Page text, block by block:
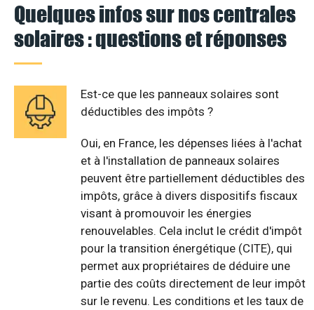
Quelques infos sur nos centrales
solaires : questions et réponses
Est-ce que les panneaux solaires sont
déductibles des impôts ?
Oui, en France, les dépenses liées à l'achat
et à l'installation de panneaux solaires
peuvent être partiellement déductibles des
impôts, grâce à divers dispositifs fiscaux
visant à promouvoir les énergies
renouvelables. Cela inclut le crédit d'impôt
pour la transition énergétique (CITE), qui
permet aux propriétaires de déduire une
partie des coûts directement de leur impôt
sur le revenu. Les conditions et les taux de